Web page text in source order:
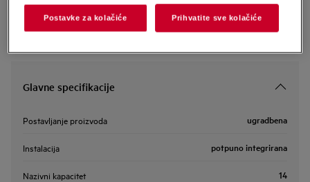
priručnik.
Glavne specifikacije
Postavljanje proizvoda ugradbena
Instalacija potpuno integrirana
Nazivni kapacitet 14
Postavke za kolačiće Prihvatite sve kolačiće